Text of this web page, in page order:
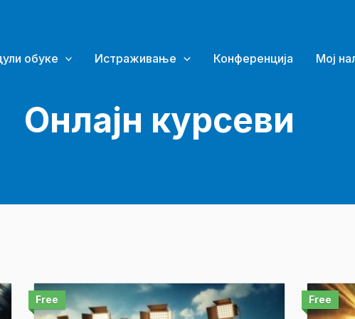
обуке Истраживање Конференција Мој
Онлајн курсеви
Free Free